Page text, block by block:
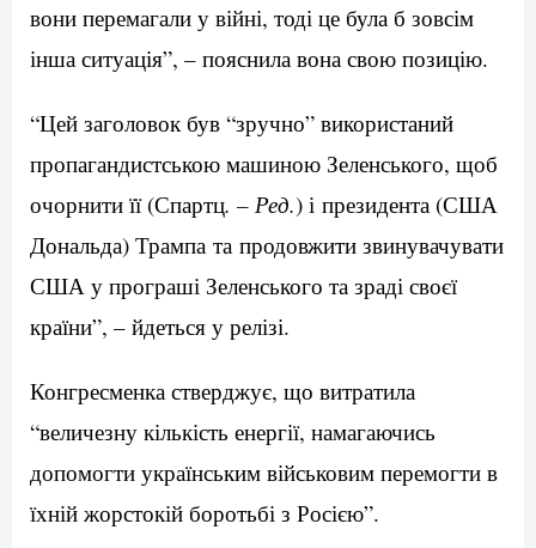
вони перемагали у війні, тоді це була б зовсім
інша ситуація”, – пояснила вона свою позицію.
“Цей заголовок був “зручно” використаний
пропагандистською машиною Зеленського, щоб
очорнити її (Спартц. – Ред.) і президента (США
Дональда) Трампа та продовжити звинувачувати
США у програші Зеленського та зраді своєї
країни”, – йдеться у релізі.
Конгресменка стверджує, що витратила
“величезну кількість енергії, намагаючись
допомогти українським військовим перемогти в
їхній жорстокій боротьбі з Росією”.